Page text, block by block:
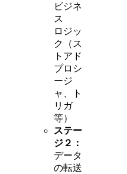
ビジネ
ス
ロジッ
ク（ス
トアド
プロシ
ージ
ャ、ト
リガ
等）
ステー
ジ２：
データ
の転送